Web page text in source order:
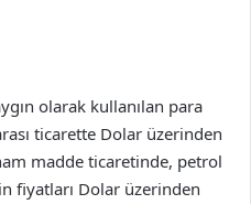
olarak kullanılan para
ticarette Dolar üzerinden
madde ticaretinde, petrol
fiyatları Dolar üzerinden